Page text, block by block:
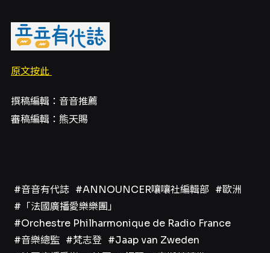
原文按此
撰稿編輯：音音推薦
審稿編輯：熊天賜
#音音有代誌 #ANNOUNCER嚷嚷社編輯部 #歐洲
#「法國廣播愛樂樂團」
#Orchestre Philharmonique de Radio France
#音樂總監 #梵志登 #Jaap van Zweden